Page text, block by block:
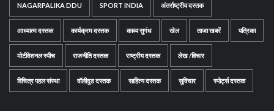
NAGARPALIKA DDU SPORT INDIA अंतर्राष्ट्रीय दस्तक
आध्यात्म दस्तक कार्यक्रम दस्तक काव्य सुगंध खेल ताजा खबरें पत्रिका
मोटीवेशनल स्पीच राजनीति दस्तक राष्ट्रीय दस्तक लेख /विचार
विचित्र पहल संस्था वॉलीवुड दस्तक साहित्य दस्तक सुविचार स्पोर्ट्स दस्तक